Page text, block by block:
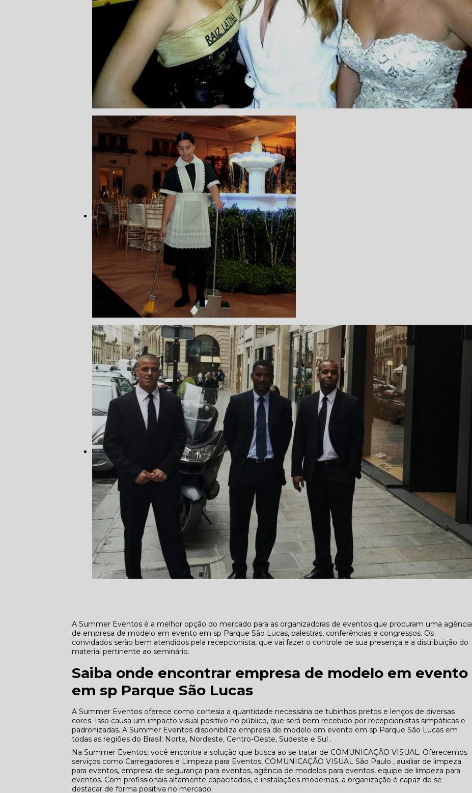
A Summer Eventos é a melhor opção do mercado para as organizadoras de eventos que procuram uma agência
de empresa de modelo em evento em sp Parque São Lucas, palestras, conferências e congressos. Os
convidados serão bem atendidos pela recepcionista, que vai fazer o controle de sua presença e a distribuição do
material pertinente ao seminário.
Saiba onde encontrar empresa de modelo em evento
em sp Parque São Lucas
A Summer Eventos oferece como cortesia a quantidade necessária de tubinhos pretos e lenços de diversas
cores. Isso causa um impacto visual positivo no público, que será bem recebido por recepcionistas simpáticas e
padronizadas. A Summer Eventos disponibiliza empresa de modelo em evento em sp Parque São Lucas em
todas as regiões do Brasil: Norte, Nordeste, Centro-Oeste, Sudeste e Sul .
Na Summer Eventos, você encontra a solução que busca ao se tratar de COMUNICAÇÃO VISUAL. Oferecemos
serviços como Carregadores e Limpeza para Eventos, COMUNICAÇÃO VISUAL São Paulo , auxiliar de limpeza
para eventos, empresa de segurança para eventos, agência de modelos para eventos, equipe de limpeza para
eventos. Com profissionais altamente capacitados, e instalações modernas, a organização é capaz de se
destacar de forma positiva no mercado.